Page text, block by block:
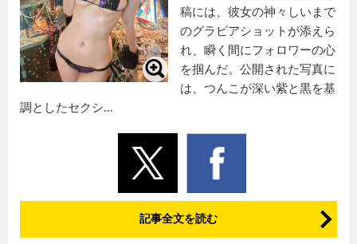
稿には、彼女の神々しいまで
のグラビアショットが添えら
れ、瞬く間にフォロワーの心
を掴んだ。公開された写真に
は、つんこが深い紫と黒を基
調としたセクシ...
記事全文を読む